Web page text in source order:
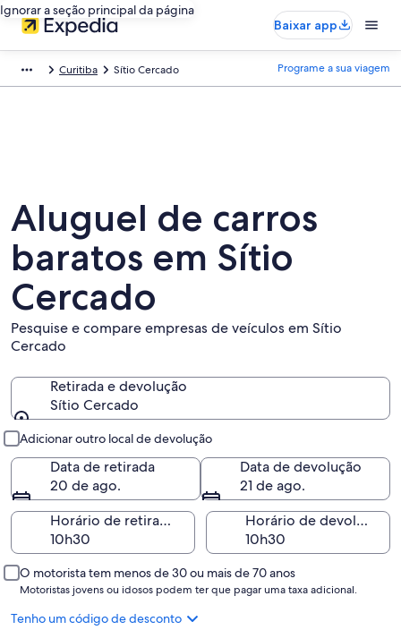
Ignorar a seção principal da página
Baixar app
Curitiba Sítio Cercado Programe a sua viagem
Aluguel de carros
baratos em Sítio
Cercado
Pesquise e compare empresas de veículos em Sítio
Cercado
Retirada e devolução
Sítio Cercado
Adicionar outro local de devolução
Data de retirada
20 de ago.
Data de devolução
21 de ago.
Horário de retirada
Horário de devolução
O motorista tem menos de 30 ou mais de 70 anos
Motoristas jovens ou idosos podem ter que pagar uma taxa adicional.
Tenho um código de desconto